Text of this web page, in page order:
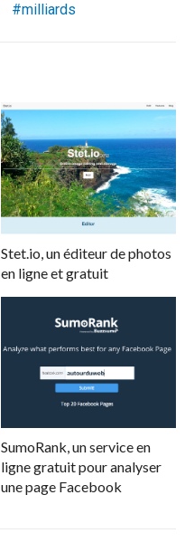
milliards
Stet.io, un éditeur de photos
en ligne et gratuit
SumoRank, un service en
ligne gratuit pour analyser
une page Facebook